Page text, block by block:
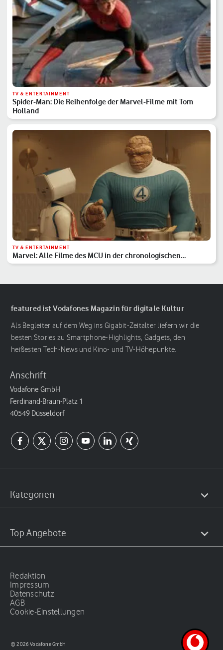
TV & ENTERTAINMENT
Spider-Man: Die Reihenfolge der Marvel-Filme mit Tom
Holland
TV & ENTERTAINMENT
Marvel: Alle Filme des MCU in der chronologischen
Reihenfolge
featured ist Vodafones Magazin für digitale Kultur
Als Begleiter auf dem Weg ins Gigabit-Zeitalter liefern wir die
besten Stories zu Smartphone-Highlights, Gadgets, den
heißesten Tech-News und Kino- und TV-Höhepunkte.
Anschrift
Vodafone GmbH
Ferdinand-Braun-Platz 1
40549 Düsseldorf
Kategorien
Top Angebote
Redaktion
Impressum
Datenschutz
AGB
Cookie-Einstellungen
© 2026 Vodafone GmbH